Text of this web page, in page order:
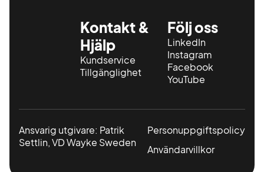
Kontakt &
Hjälp
Kundservice
Tillgänglighet
Följ oss
LinkedIn
Instagram
Facebook
YouTube
Ansvarig utgivare: Patrik
Settlin, VD Wayke Sweden
Personuppgiftspolicy
Användarvillkor